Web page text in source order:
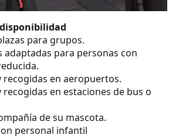
para grupos.
adaptadas para personas con
recogidas en aeropuertos.
recogidas en estaciones de bus o
de su mascota.
personal infantil